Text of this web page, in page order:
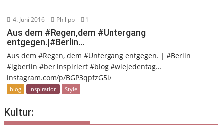
4. Juni 2016 Philipp 1
Aus dem #Regen,dem #Untergang
entgegen.|#Berlin…
Aus dem #Regen, dem #Untergang entgegen. | #Berlin
#igberlin #berlinspiriert #blog #wiejedentag…
instagram.com/p/BGP3qpfzG5i/
blog Inspiration Style
Kultur: